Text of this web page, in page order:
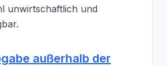
unwirtschaftlich und
außerhalb der